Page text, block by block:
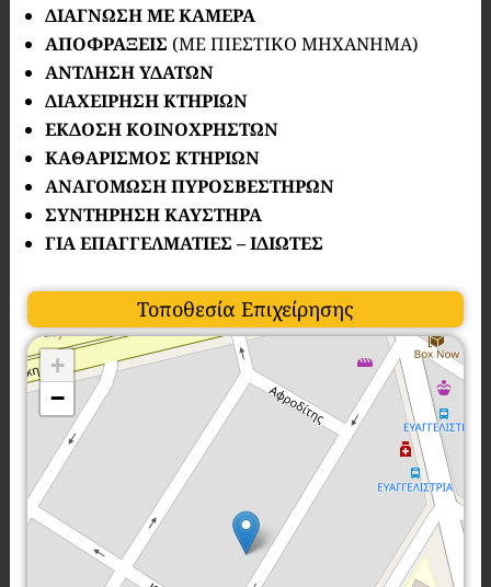
ΔΙΑΓΝΩΣΗ ΜΕ ΚΑΜΕΡΑ
ΑΠΟΦΡΑΞΕΙΣ (ΜΕ ΠΙΕΣΤΙΚΟ ΜΗΧΑΝΗΜΑ)
ΑΝΤΛΗΣΗ ΥΔΑΤΩΝ
ΔΙΑΧΕΙΡΗΣΗ ΚΤΗΡΙΩΝ
ΕΚΔΟΣΗ ΚΟΙΝΟΧΡΗΣΤΩΝ
ΚΑΘΑΡΙΣΜΟΣ ΚΤΗΡΙΩΝ
ΑΝΑΓΟΜΩΣΗ ΠΥΡΟΣΒΕΣΤΗΡΩΝ
ΣΥΝΤΗΡΗΣΗ ΚΑΥΣΤΗΡΑ
ΓΙΑ ΕΠΑΓΓΕΛΜΑΤΙΕΣ – ΙΔΙΩΤΕΣ
Τοποθεσία Επιχείρησης
+
−